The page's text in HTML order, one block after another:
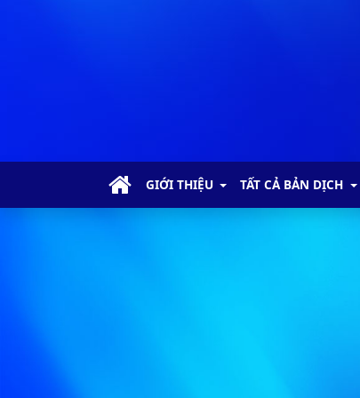
GIỚI THIỆU TẤT CẢ BẢN DỊCH